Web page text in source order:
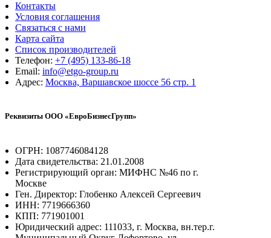
Контакты
Условия соглашения
Связаться с нами
Карта сайта
Список производителей
Телефон: +7 (495) 133-86-18
Email: info@etgo-group.ru
Адрес: Москва, Варшавское шоссе 56 стр. 1
Реквизиты ООО «ЕвроБизнесГрупп»
ОГРН: 1087746084128
Дата свидетельства: 21.01.2008
Регистрирующий орган: МИФНС №46 по г.
Москве
Ген. Директор: Глобенко Алексей Сергеевич
ИНН: 7719666360
КПП: 771901001
Юридический адрес: 111033, г. Москва, вн.тер.г.